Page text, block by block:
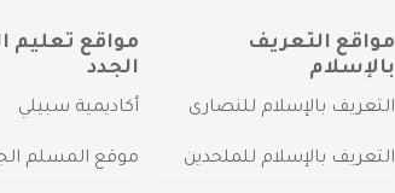
مواقع التعريف
بالإسلام
التعريف بالإسلام للنصارى
التعريف بالإسلام للملحدين
مواقع تعليم
الجدد
أكاديمية سبيلي
موقع المسلم